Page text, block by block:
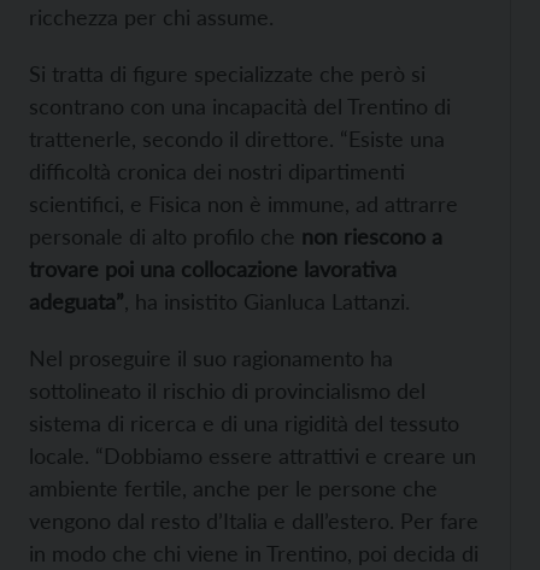
ricchezza per chi assume.
Si tratta di figure specializzate che però si
scontrano con una incapacità del Trentino di
trattenerle, secondo il direttore. “Esiste una
difficoltà cronica dei nostri dipartimenti
scientifici, e Fisica non è immune, ad attrarre
personale di alto profilo che non riescono a
trovare poi una collocazione lavorativa
adeguata” , ha insistito Gianluca Lattanzi.
Nel proseguire il suo ragionamento ha
sottolineato il rischio di provincialismo del
sistema di ricerca e di una rigidità del tessuto
locale. “Dobbiamo essere attrattivi e creare un
ambiente fertile, anche per le persone che
vengono dal resto d’Italia e dall’estero. Per fare
in modo che chi viene in Trentino, poi decida di